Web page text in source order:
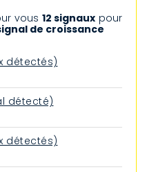
vous 12 signaux pour
de croissance
détectés)
détecté)
détectés)